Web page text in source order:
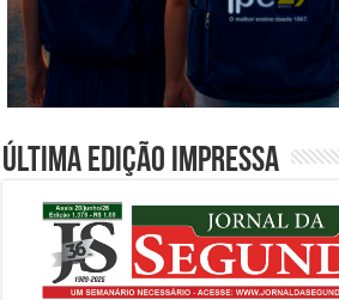
Última edição impressa